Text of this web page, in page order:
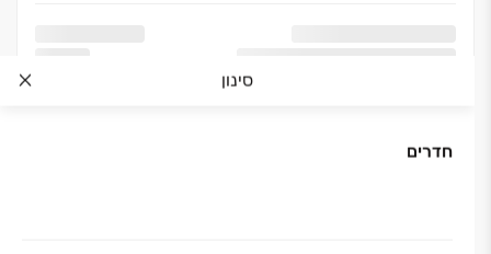
סינון
חדרים